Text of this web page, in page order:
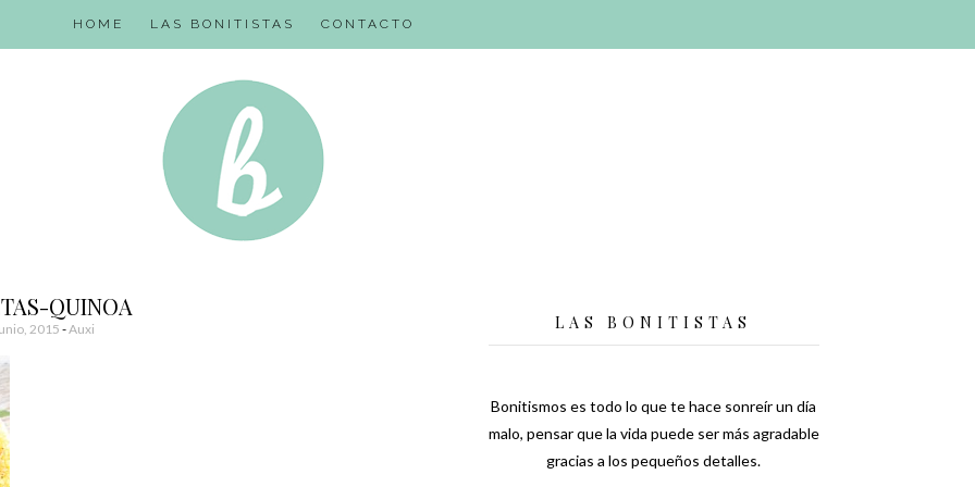
HOME LAS BONITISTAS CONTACTO
QUINOA
2015 -Auxi LAS BONITISTAS
Bonitismos es todo lo que te hace sonreír un día
malo, pensar que la vida puede ser más agradable
gracias a los pequeños detalles.